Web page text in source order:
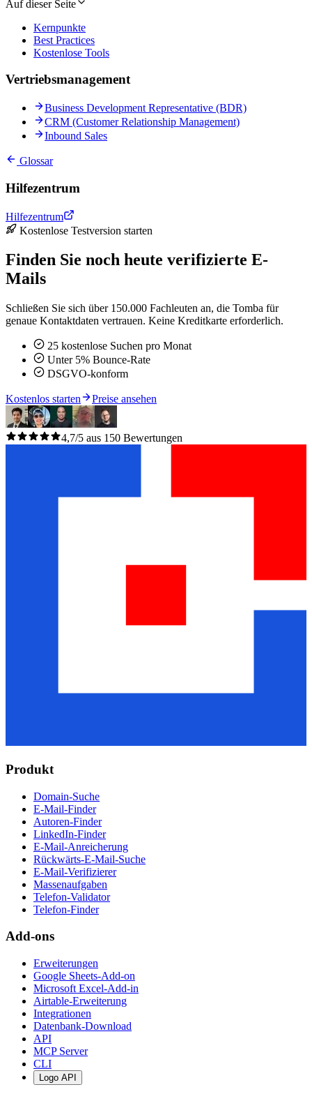
Auf dieser Seite
Kernpunkte
Best Practices
Kostenlose Tools
Vertriebsmanagement
Business Development Representative (BDR)
CRM (Customer Relationship Management)
Inbound Sales
Glossar
Hilfezentrum
Hilfezentrum
Kostenlose Testversion starten
Finden Sie noch heute verifizierte E-
Mails
Schließen Sie sich über 150.000 Fachleuten an, die Tomba für
genaue Kontaktdaten vertrauen. Keine Kreditkarte erforderlich.
25 kostenlose Suchen pro Monat
Unter 5% Bounce-Rate
DSGVO-konform
Kostenlos starten Preise ansehen
4,7/5 aus 150 Bewertungen
Produkt
Domain-Suche
E-Mail-Finder
Autoren-Finder
LinkedIn-Finder
E-Mail-Anreicherung
Rückwärts-E-Mail-Suche
E-Mail-Verifizierer
Massenaufgaben
Telefon-Validator
Telefon-Finder
Add-ons
Erweiterungen
Google Sheets-Add-on
Microsoft Excel-Add-in
Airtable-Erweiterung
Integrationen
Datenbank-Download
API
MCP Server
CLI
Logo API